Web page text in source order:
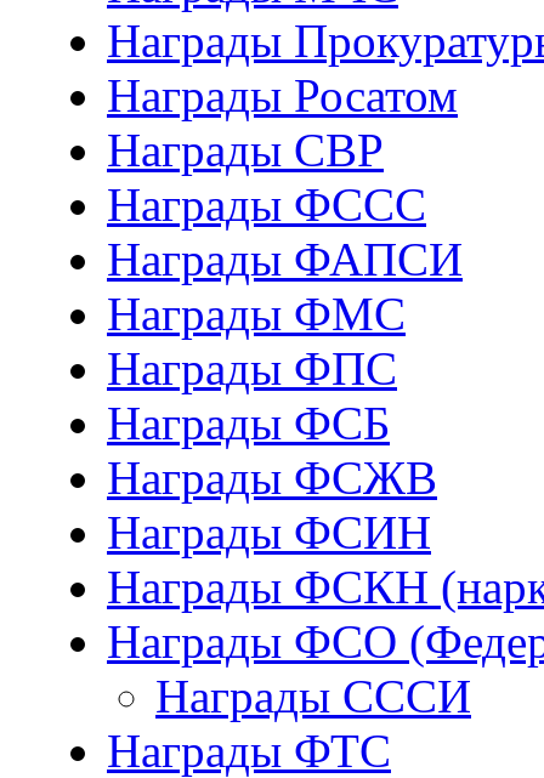
Награды
Награды Росатом
Награды СВР
Награды ФCСС
Награды ФАПСИ
Награды ФМС
Награды ФПС
Награды ФСБ
Награды ФСЖВ
Награды ФСИН
Награды ФСКН
Награды ФСО
Награды СССИ
Награды ФТС